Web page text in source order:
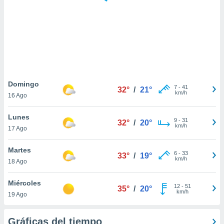
similares
como
sitio
de
traten tus
en
interés
su
Domingo
16 Ago
32° / 21° 7- 41
km/h
Lunes
17 Ago
32° / 20° 9- 31
km/h
Martes
18 Ago
33° / 19° 6- 33
km/h
Miércoles
19 Ago
35° / 20° 12- 51
km/h
Gráficas del tiempo